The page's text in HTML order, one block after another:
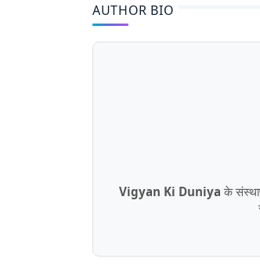
AUTHOR BIO
Vigyan Ki Duniya के